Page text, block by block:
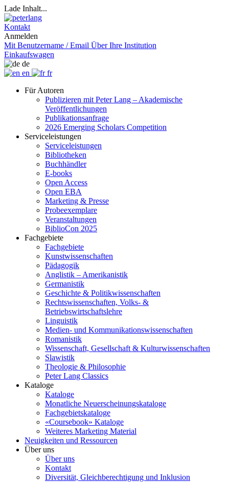
Lade Inhalt...
Kontakt
Anmelden
Mit Benutzername / Email Über Ihre Institution
Einkaufswagen
de
en
fr
Für Autoren
Publizieren mit Peter Lang – Akademische
Veröffentlichungen
Publikationsanfrage
2026 Emerging Scholars Competition
Serviceleistungen
Serviceleistungen
Bibliotheken
Buchhändler
E-books
Open Access
Open EBA
Marketing & Presse
Probeexemplare
Veranstaltungen
BiblioCon 2025
Fachgebiete
Fachgebiete
Kunstwissenschaften
Pädagogik
Anglistik – Amerikanistik
Germanistik
Geschichte & Politikwissenschaften
Rechtswissenschaften, Volks- &
Betriebswirtschaftslehre
Linguistik
Medien- und Kommunikationswissenschaften
Romanistik
Wissenschaft, Gesellschaft & Kulturwissenschaften
Slawistik
Theologie & Philosophie
Peter Lang Classics
Kataloge
Kataloge
Monatliche Neuerscheinungskataloge
Fachgebietskataloge
«Coursebook» Kataloge
Weiteres Marketing Material
Neuigkeiten und Ressourcen
Über uns
Über uns
Kontakt
Diversität, Gleichberechtigung und Inklusion